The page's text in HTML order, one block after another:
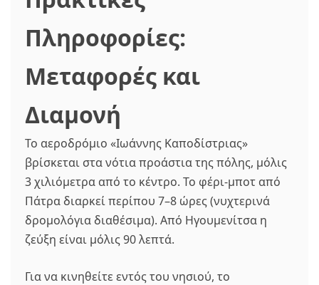
Πληροφορίες:
Μεταφορές και
Διαμονή
Το αεροδρόμιο «Ιωάννης Καποδίστριας»
βρίσκεται στα νότια προάστια της πόλης, μόλις
3 χιλιόμετρα από το κέντρο. Το φέρι-μπoτ από
Πάτρα διαρκεί περίπου 7–8 ώρες (νυχτερινά
δρομολόγια διαθέσιμα). Από Ηγουμενίτσα η
ζεύξη είναι μόλις 90 λεπτά.
Για να κινηθείτε εντός του νησιού, το